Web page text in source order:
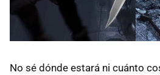
No sé dónde estará ni cuánto